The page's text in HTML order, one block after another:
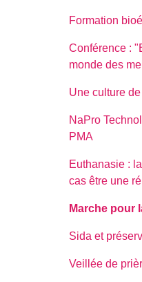
Formation
Conférence :
monde des
Une culture
NaPro
PMA
Euthanasie :
cas être une
Marche pour
Sida et
Veillée de